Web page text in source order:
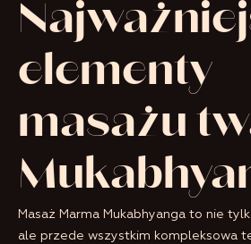
elementy
masażu
Masaż Marma Mukabhyanga to nie
ale przede wszystkim kompleksowa